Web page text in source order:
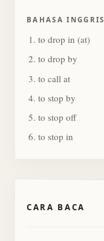
BAHASA INGGRIS
to drop in (at)
to drop by
to call at
to stop by
to stop off
to stop in
CARA BACA